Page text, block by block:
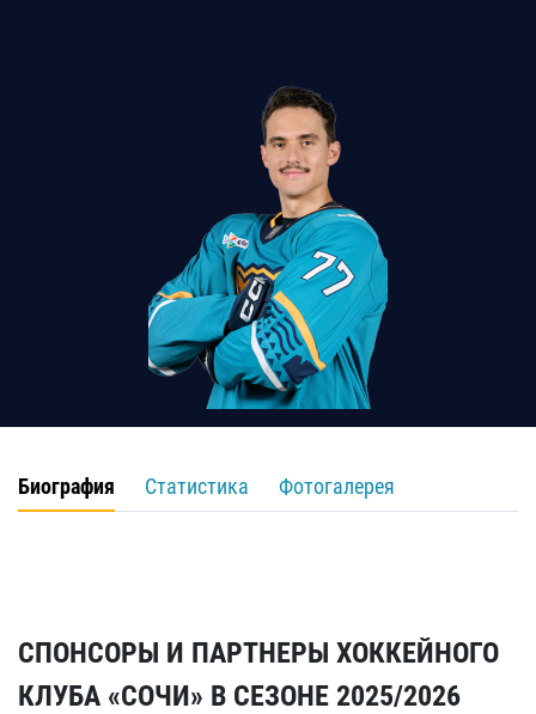
Биография Статистика Фотогалерея
СПОНСОРЫ И ПАРТНЕРЫ ХОККЕЙНОГО
КЛУБА «СОЧИ» В СЕЗОНЕ 2025/2026